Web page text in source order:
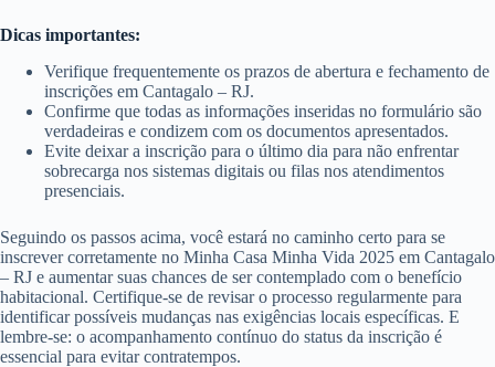
Dicas importantes:
Verifique frequentemente os prazos de abertura e fechamento de
inscrições em Cantagalo – RJ.
Confirme que todas as informações inseridas no formulário são
verdadeiras e condizem com os documentos apresentados.
Evite deixar a inscrição para o último dia para não enfrentar
sobrecarga nos sistemas digitais ou filas nos atendimentos
presenciais.
Seguindo os passos acima, você estará no caminho certo para se
inscrever corretamente no Minha Casa Minha Vida 2025 em Cantagalo
– RJ e aumentar suas chances de ser contemplado com o benefício
habitacional. Certifique-se de revisar o processo regularmente para
identificar possíveis mudanças nas exigências locais específicas. E
lembre-se: o acompanhamento contínuo do status da inscrição é
essencial para evitar contratempos.